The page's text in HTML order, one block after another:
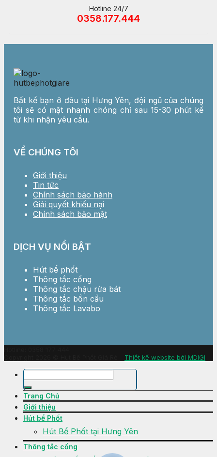
Hotline 24/7
0358.177.444
Bất kể bạn ở đâu tại Hưng Yên, đội ngũ của chúng
tôi sẽ có mặt nhanh chóng chỉ sau 15-30 phút kể
từ khi nhận yêu cầu.
VỀ CHÚNG TÔI
Giới thiệu
Tin tức
Chính sách bảo hành
Giải quyết khiếu nại
Chính sách bảo mật
DỊCH VỤ NỔI BẬT
Hút bể phốt
Thông tắc cống
Thông tắc chậu rửa bát
Thông tắc bồn cầu
Thông tắc Lavabo
Thiết kế website bởi MDIGI
Trang Chủ
Giới thiệu
Hút bể Phốt
Hút Bể Phốt tại Hưng Yên
Thông tắc cống